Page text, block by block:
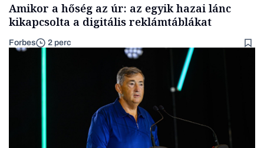
Amikor a hőség az úr: az egyik hazai lánc
kikapcsolta a digitális reklámtáblákat
Forbes 2 perc